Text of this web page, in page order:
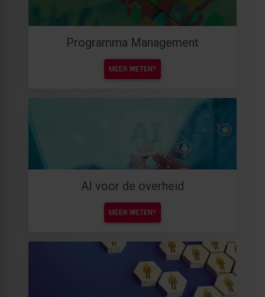
Programma Management
MEER WETEN?
AI voor de overheid
MEER WETEN?